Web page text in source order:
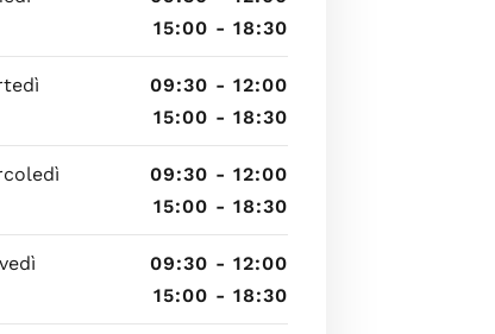
15:00 - 18:30
09:30 - 12:00
15:00 - 18:30
09:30 - 12:00
15:00 - 18:30
09:30 - 12:00
15:00 - 18:30